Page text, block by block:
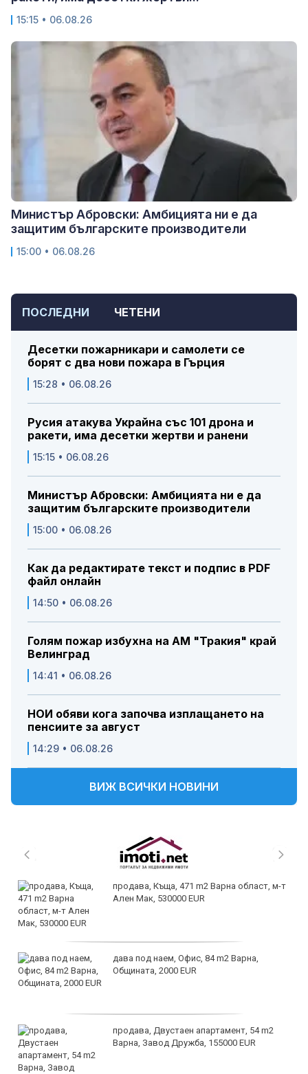
ПОСЛЕДНИ ЧЕТЕНИ
Десетки пожарникари и самолети се
борят с два нови пожара в Гърция
15:28 • 06.08.26
Русия атакува Украйна със 101 дрона и
ракети, има десетки жертви и ранени
15:15 • 06.08.26
Министър Абровски: Амбицията ни е да
защитим българските производители
15:00 • 06.08.26
Как да редактирате текст и подпис в PDF
файл онлайн
14:50 • 06.08.26
Голям пожар избухна на АМ "Тракия" край
Велинград
14:41 • 06.08.26
НОИ обяви кога започва изплащането на
пенсиите за август
14:29 • 06.08.26
ВИЖ ВСИЧКИ НОВИНИ
продава, Къща, 471 m2 Варна област, м-т
Ален Мак, 530000 EUR
дава под наем, Офис, 84 m2 Варна,
Общината, 2000 EUR
продава, Двустаен апартамент, 54 m2
Варна, Завод Дружба, 155000 EUR
15:15 • 06.08.26
Министър Абровски: Амбицията ни е да
защитим българските производители
15:00 • 06.08.26